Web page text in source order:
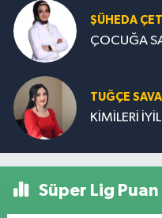
ŞÜHEDA
ÇOCUĞA
TUĞÇE
KİMİLERİ
Süper Lig